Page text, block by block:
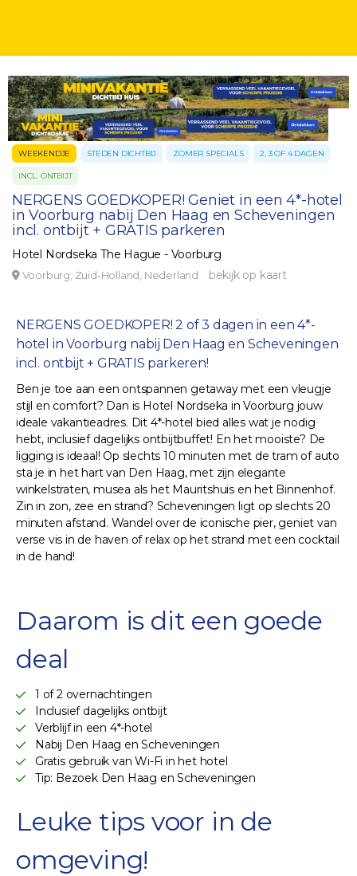
WEEKENDJE STEDEN DICHTBIJ ZOMER SPECIALS 2, 3 OF 4 DAGEN
INCL. ONTBIJT
NERGENS GOEDKOPER! Geniet in een 4*-hotel
in Voorburg nabij Den Haag en Scheveningen
incl. ontbijt + GRATIS parkeren
Hotel Nordseka The Hague - Voorburg
Voorburg, Zuid-Holland, Nederland bekijk op kaart
NERGENS GOEDKOPER! 2 of 3 dagen in een 4*-
hotel in Voorburg nabij Den Haag en Scheveningen
incl. ontbijt + GRATIS parkeren!
Ben je toe aan een ontspannen getaway met een vleugje
stijl en comfort? Dan is Hotel Nordseka in Voorburg jouw
ideale vakantieadres. Dit 4*-hotel bied alles wat je nodig
hebt, inclusief dagelijks ontbijtbuffet! En het mooiste? De
ligging is ideaal! Op slechts 10 minuten met de tram of auto
sta je in het hart van Den Haag, met zijn elegante
winkelstraten, musea als het Mauritshuis en het Binnenhof.
Zin in zon, zee en strand? Scheveningen ligt op slechts 20
minuten afstand. Wandel over de iconische pier, geniet van
verse vis in de haven of relax op het strand met een cocktail
in de hand!
Daarom is dit een goede
deal
1 of 2 overnachtingen
Inclusief dagelijks ontbijt
Verblijf in een 4*-hotel
Nabij Den Haag en Scheveningen
Gratis gebruik van Wi-Fi in het hotel
Tip: Bezoek Den Haag en Scheveningen
Leuke tips voor in de
omgeving!